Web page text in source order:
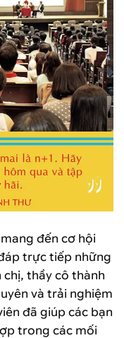
đến cơ hội
trực tiếp những
thầy cô thành
và trải nghiệm
đã giúp các bạn
trong các mối